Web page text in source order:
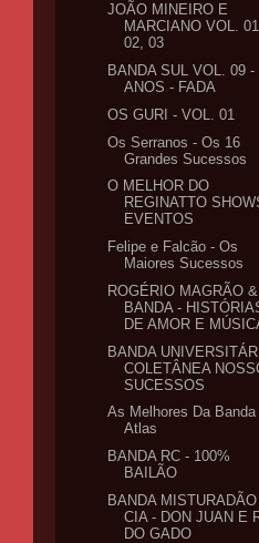
JOÃO MINEIRO E
MARCIANO VOL.
02, 03
BANDA SUL VOL. 09 -
ANOS - FADA
OS GURI - VOL. 01
Os Serranos - Os 16
Grandes Sucessos
O MELHOR DO
REGINATTO
EVENTOS
Felipe e Falcão - Os
Maiores Sucessos
ROGÉRIO MAGRÃO &
BANDA -
DE AMOR E
BANDA
COLETÂNEA
SUCESSOS
As Melhores Da Banda
Atlas
BANDA RC - 100%
BAILÃO
BANDA
CIA - DON JUAN E
DO GADO